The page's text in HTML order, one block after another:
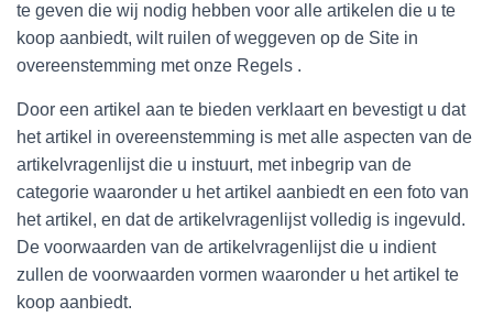
te geven die wij nodig hebben voor alle artikelen die u te
koop aanbiedt, wilt ruilen of weggeven op de Site in
overeenstemming met onze Regels .
Door een artikel aan te bieden verklaart en bevestigt u dat
het artikel in overeenstemming is met alle aspecten van de
artikelvragenlijst die u instuurt, met inbegrip van de
categorie waaronder u het artikel aanbiedt en een foto van
het artikel, en dat de artikelvragenlijst volledig is ingevuld.
De voorwaarden van de artikelvragenlijst die u indient
zullen de voorwaarden vormen waaronder u het artikel te
koop aanbiedt.